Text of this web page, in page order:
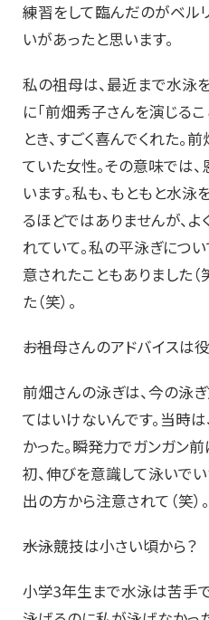
練習をして臨んだのがベル
いがあったと思います。
私の祖母は、最近まで水泳
に「前畑秀子さんを演じる
とき、すごく喜んでくれた
ていた女性。その意味では
います。私も、もともと水泳
るほどではありませんが、
れていて。私の平泳ぎにつ
意されたこともありました（
た（笑）。
――お祖母さんのアドバイスは
前畑さんの泳ぎは、今の泳
てはいけないんです。当時
かった。瞬発力でガンガン
初、伸びを意識して泳いで
出の方から注意されて（笑）。
――水泳競技は小さい頃から？
小学3年生まで水泳は苦手で